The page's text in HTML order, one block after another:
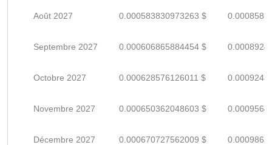
Août 2027 0.000583830973263 $
Septembre 2027 0.000606865884454 $
Octobre 2027 0.000628576126011 $
Novembre 2027 0.000650362048603 $
Décembre 2027 0.000670727562009 $